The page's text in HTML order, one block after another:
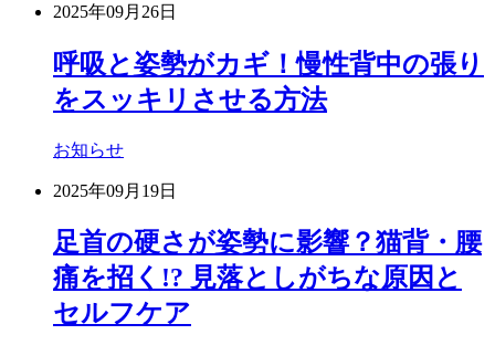
2025年09月26日
呼吸と姿勢がカギ！慢性背中の張り
をスッキリさせる方法
お知らせ
2025年09月19日
足首の硬さが姿勢に影響？猫背・腰
痛を招く!? 見落としがちな原因と
セルフケア